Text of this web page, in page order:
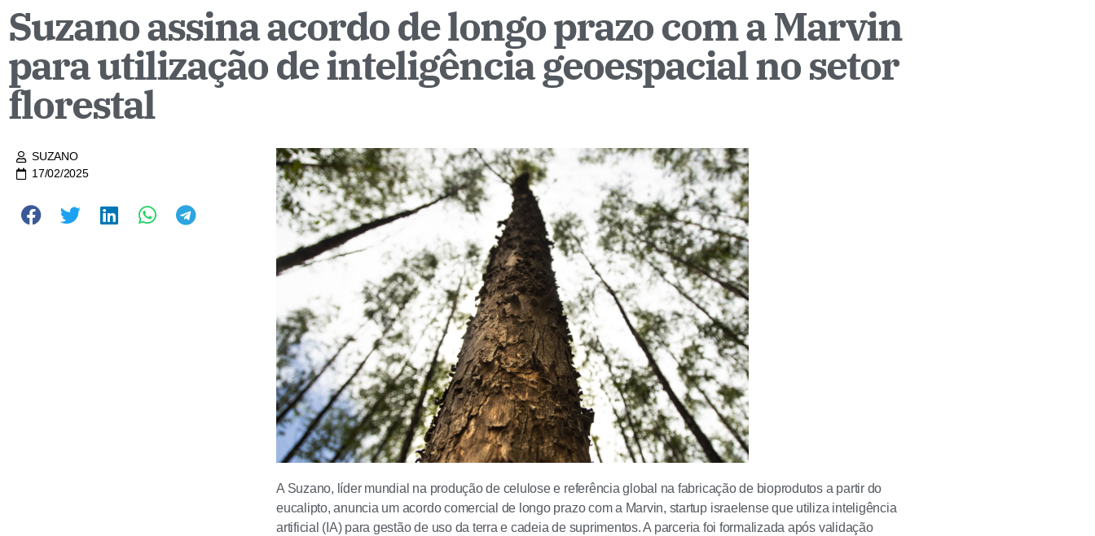
Suzano assina acordo de longo prazo com a Marvin
para utilização de inteligência geoespacial no setor
florestal
SUZANO
17/02/2025
A Suzano, líder mundial na produção de celulose e referência global na fabricação de bioprodutos a partir do
eucalipto, anuncia um acordo comercial de longo prazo com a Marvin, startup israelense que utiliza inteligência
artificial (IA) para gestão de uso da terra e cadeia de suprimentos. A parceria foi formalizada após validação